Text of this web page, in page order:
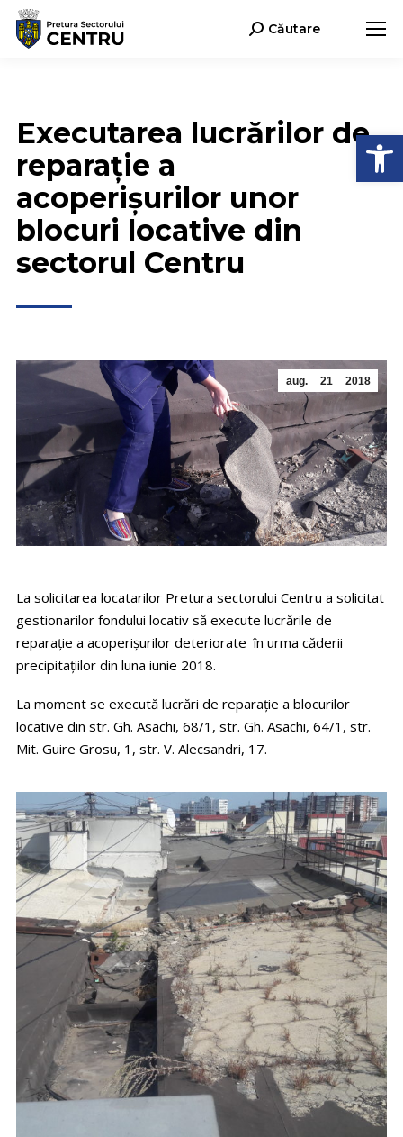
Search:Căutare
Executarea lucrărilor de
reparație a
acoperișurilor unor
blocuri locative din
sectorul Centru
aug. 21 2018
La solicitarea locatarilor Pretura sectorului Centru a solicitat
gestionarilor fondului locativ să execute lucrările de
reparație a acoperișurilor deteriorate în urma căderii
precipitaţiilor din luna iunie 2018.
La moment se execută lucrări de reparație a blocurilor
locative din str. Gh. Asachi, 68/1, str. Gh. Asachi, 64/1, str.
Mit. Guire Grosu, 1, str. V. Alecsandri, 17.